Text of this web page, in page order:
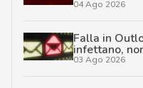
04 Ago 2026
Falla in
infettano,
03 Ago 2026